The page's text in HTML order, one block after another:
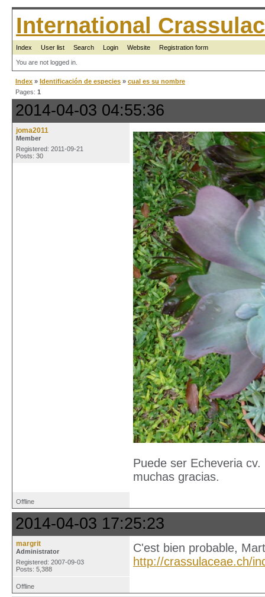
International
Index User list Search Login Website Registration form
You are not logged in.
Index » Identificación de especies » cual es su nombre
Pages: 1
2014-04-03 04:55:36
joma2011
Member
Registered: 2011-09-21
Posts: 30
Puede ser Echeveria cv.
muchas gracias.
Offline
2014-04-03 17:25:23
margrit
Administrator
Registered: 2007-09-03
Posts: 5,388
C'est bien probable,
http://crassulaceae.ch/
Offline